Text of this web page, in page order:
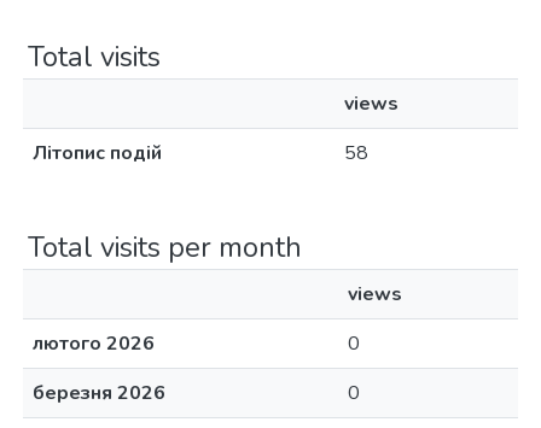
Total visits
views
Літопис подій
58
Total visits per month
views
лютого 2026
0
березня 2026
0